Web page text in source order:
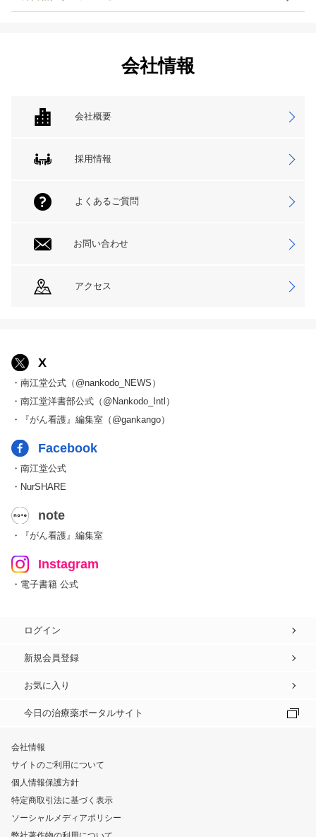
会社情報
会社概要
採用情報
よくあるご質問
お問い合わせ
アクセス
X
・南江堂公式（@nankodo_NEWS）
・南江堂洋書部公式（@Nankodo_Intl）
・『がん看護』編集室（@gankango）
Facebook
・南江堂公式
・NurSHARE
note
・『がん看護』編集室
Instagram
・電子書籍 公式
ログイン
新規会員登録
お気に入り
今日の治療薬ポータルサイト
会社情報
サイトのご利用について
個人情報保護方針
特定商取引法に基づく表示
ソーシャルメディアポリシー